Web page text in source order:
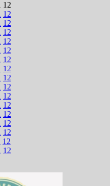
12
12
12
12
12
12
12
12
12
12
12
12
12
12
12
12
12